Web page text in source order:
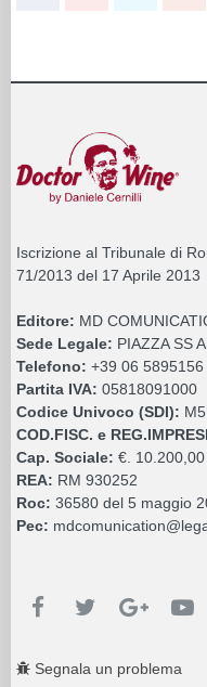
Iscrizione al Tribunale di
71/2013 del 17 Aprile 2013
Editore: MD
Sede Legale: PIAZZA SS
Telefono: +39 06
Partita IVA: 05818091000
Codice Univoco (SDI):
COD.FISC. e
Cap. Sociale: €. 10.200,00
REA: RM 930252
Roc: 36580 del 5 maggio
Pec:
Segnala un problema